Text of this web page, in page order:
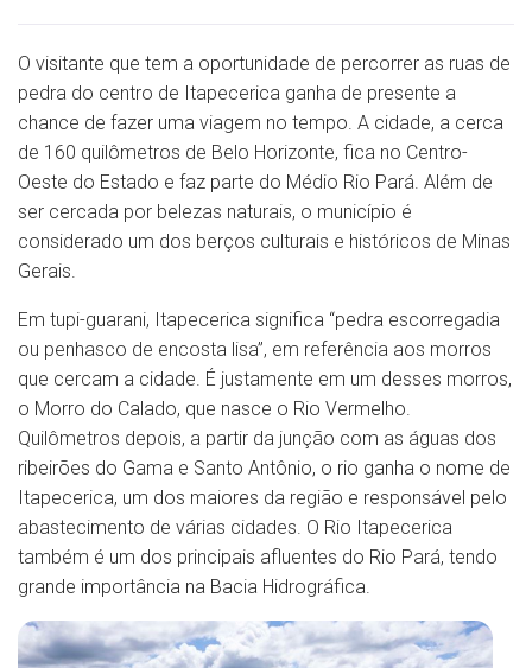
O visitante que tem a oportunidade de percorrer as ruas de
pedra do centro de Itapecerica ganha de presente a
chance de fazer uma viagem no tempo. A cidade, a cerca
de 160 quilômetros de Belo Horizonte, fica no Centro-
Oeste do Estado e faz parte do Médio Rio Pará. Além de
ser cercada por belezas naturais, o município é
considerado um dos berços culturais e históricos de Minas
Gerais.
Em tupi-guarani, Itapecerica significa “pedra escorregadia
ou penhasco de encosta lisa”, em referência aos morros
que cercam a cidade. É justamente em um desses morros,
o Morro do Calado, que nasce o Rio Vermelho.
Quilômetros depois, a partir da junção com as águas dos
ribeirões do Gama e Santo Antônio, o rio ganha o nome de
Itapecerica, um dos maiores da região e responsável pelo
abastecimento de várias cidades. O Rio Itapecerica
também é um dos principais afluentes do Rio Pará, tendo
grande importância na Bacia Hidrográfica.